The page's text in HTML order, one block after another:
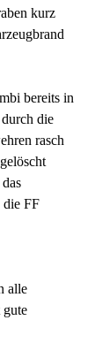
kurz
bereits in
die
rasch
die FF
alle